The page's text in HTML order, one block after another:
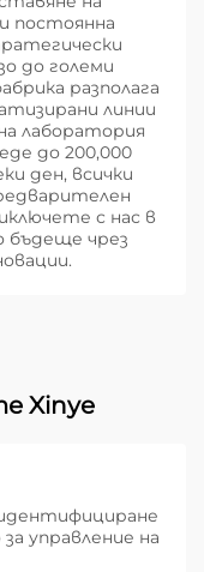
постоянна
до големи
разполага
линии
лаборатория
до 200,000
ден, всички
с нас в
бъдеще чрез
Xinye
управление на